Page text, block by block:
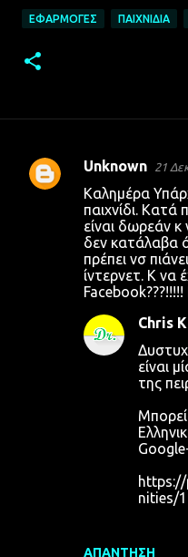
ΕΦΑΡΜΟΓΈΣ ΠΑΙΧΝΊΔΙΑ
Σ
Unknown 21
Καλημέρα
παιχνίδι.
είναι δωρεάν κ
δεν κατάλαβα
πρέπει νσ
ίντερνετ. Κ να
Facebook???!!!!!
ΑΠΆΝΤΗΣΗ
Chris
είναι
της
nities/